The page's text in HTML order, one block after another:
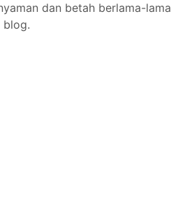
dan betah berlama-lama
blog.